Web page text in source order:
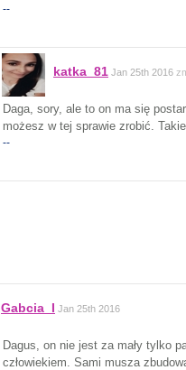
--
katka_81 Jan 25th 2016
Daga, sory, ale to on ma się
możesz w tej sprawie zrobić.
--
Gabcia_I Jan 25th 2016
Dagus, on nie jest za mały tylko
człowiekiem. Sami musza